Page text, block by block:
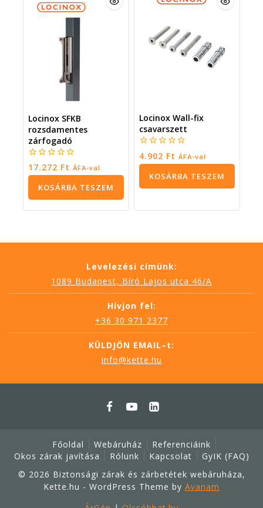
Locinox SFKB
rozsdamentes
zárfogadó
0
5
17.272 Ft ÁFA-val
KOSÁRBA TESZEM
Locinox Wall-fix
csavarszett
0
5
4.902 Ft ÁFA-val
KOSÁRBA TESZEM
Levelezési címünk:
1089 Budapest, Bíró Lajos utca 46/A
Hívjon fel:
+36 30 971 2377
KÜLDJÖN EMAIL–t:
info@kette.hu
Főoldal Webáruház
Referenciáink
Okos zárak javítása
Rólunk Kapcsolat
GyIK (FAQ)
© 2026 Biztonsági zárak és zárbetétek webáruháza,
Kette.hu - WordPress Theme by Avanam